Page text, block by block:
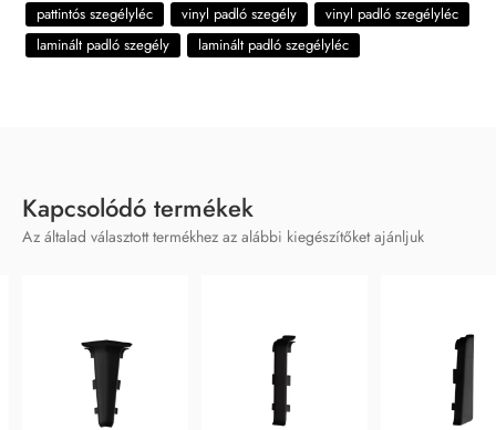
pattintós szegélyléc
vinyl padló szegély
vinyl padló szegélyléc
laminált padló szegély
laminált padló szegélyléc
Kapcsolódó termékek
Az általad választott termékhez az alábbi kiegészítőket ajánljuk